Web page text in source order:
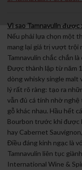
Vì sao Tamnavulin được
Nếu phải lựa chọn một
mang lại giá trị vượt trội
Tamnavulin chắc chắn
Được thành lập từ năm
dòng whisky single malt
lý rất rõ ràng: tạo ra
vẫn đủ cá tính nhờ
gỗ khác nhau. Hầu hết
Bourbon trước khi được
hay Cabernet
Điều đáng kinh ngạc là
Tamnavulin liên tục
International Wine &